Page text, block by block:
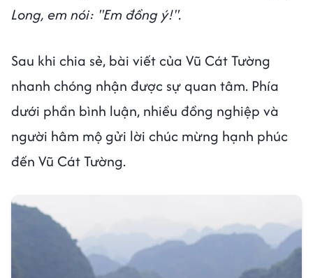
Long, em nói: "Em đồng ý!".
Sau khi chia sẻ, bài viết của Vũ Cát Tường
nhanh chóng nhận được sự quan tâm. Phía
dưới phần bình luận, nhiều đồng nghiệp và
người hâm mộ gửi lời chúc mừng hạnh phúc
đến Vũ Cát Tường.